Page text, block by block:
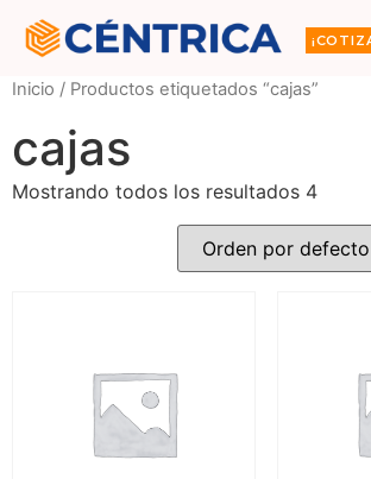
Inicio / Productos etiquetados “cajas”
cajas
Mostrando todos los resultados 4